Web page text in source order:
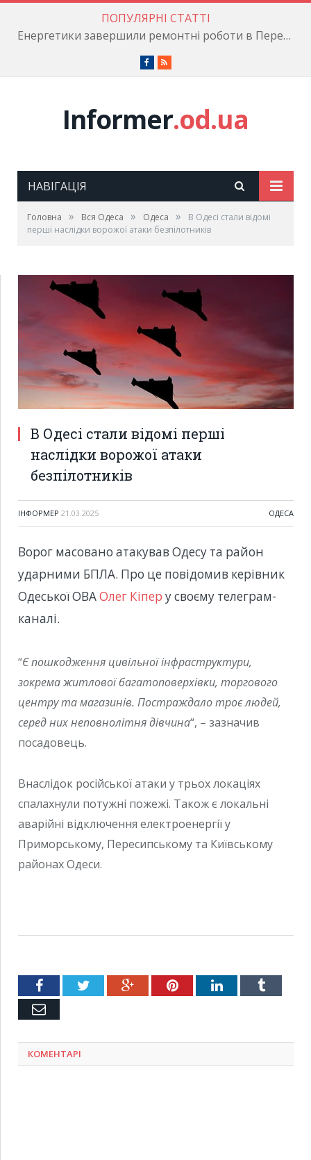
ПОПУЛЯРНІ СТАТТІ
Енергетики завершили ремонтні роботи в Пересипському районі
Facebook
RSS
Informer.od.ua
НАВІГАЦІЯ
Головна » Вся Одеса » Одеса »
В Одесі стали відомі
перші наслідки ворожої атаки безпілотників
В Одесі стали відомі перші
наслідки ворожої атаки
безпілотників
ІНФОРМЕР 21.03.2025 ОДЕСА
Ворог масовано атакував Одесу та район
ударними БПЛА. Про це повідомив керівник
Одеської ОВАОлег Кіпер у своєму телеграм-
каналі.
“Є пошкодження цивільної інфраструктури,
зокрема житлової багатоповерхівки, торгового
центру та магазинів. Постраждало троє людей,
серед них неповнолітня дівчина“, – зазначив
посадовець.
Внаслідок російської атаки у трьох локаціях
спалахнули потужні пожежі. Також є локальні
аварійні відключення електроенергії у
Приморському, Пересипському та Київському
районах Одеси.
FacebookTwitter Google+PinterestLinkedInTumblr
Емейл
КОМЕНТАРІ